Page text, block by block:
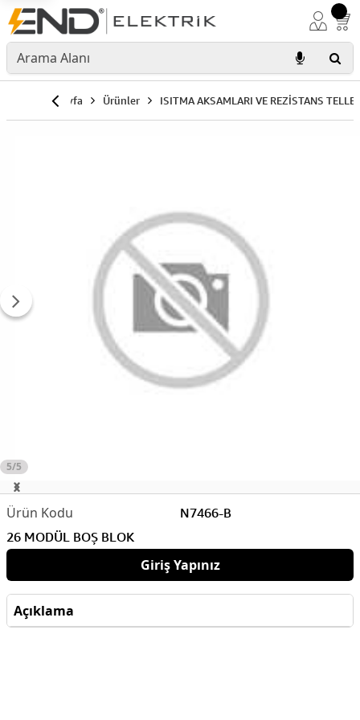
Anasayfa Ürünler ISITMA AKSAMLARI VE REZİSTANS
5/5
N7466-B
26 MODÜL BOŞ BLOK
Giriş Yapınız
Açıklama